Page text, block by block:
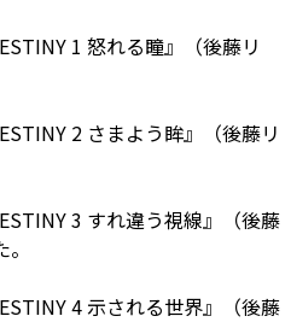
1 怒れる瞳』（後藤リ
2 さまよう眸』（後藤リ
3 すれ違う視線』（後藤
4 示される世界』（後藤